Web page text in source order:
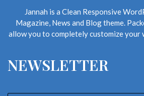
Jannah is a Clean Responsive
Magazine, News and Blog theme.
allow you to completely customize your
NEWSLETTER